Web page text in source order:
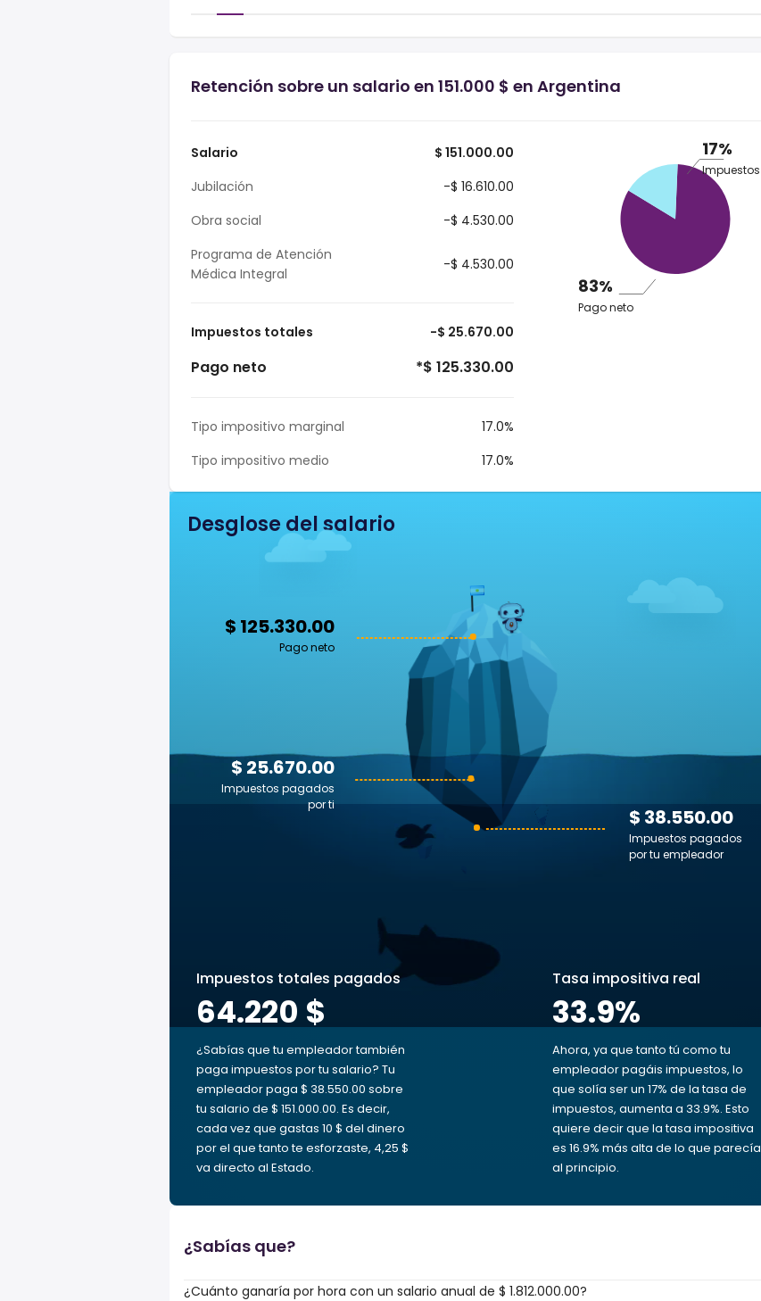
Retención sobre un salario en 151.000 $ en Argentina
Salario
$ 151.000.00
Jubilación
-$ 16.610.00
Obra social
-$ 4.530.00
Programa de Atención
Médica Integral
-$ 4.530.00
Impuestos totales -$ 25.670.00
Pago neto *$ 125.330.00
Tipo impositivo marginal
17.0%
Tipo impositivo medio
17.0%
17%
83%
Pago neto
Desglose del salario
$ 125.330.00
Pago neto
$ 38.550.00
Impuestos pagados
por tu empleador
$ 25.670.00
Impuestos pagados
por ti
Impuestos totales pagados
64.220 $
¿Sabías que tu empleador también
paga impuestos por tu salario? Tu
empleador paga $ 38.550.00 sobre
tu salario de $ 151.000.00. Es decir,
cada vez que gastas 10 $ del dinero
por el que tanto te esforzaste, 4,25 $
va directo al Estado.
Tasa impositiva real
33.9%
Ahora, ya que tanto tú como tu
empleador pagáis impuestos, lo
que solía ser un 17% de la tasa de
impuestos, aumenta a 33.9%. Esto
quiere decir que la tasa impositiva
es 16.9% más alta de lo que parecía
al principio.
¿Sabías que?
¿Cuánto ganaría por hora con un salario anual de $ 1.812.000.00?